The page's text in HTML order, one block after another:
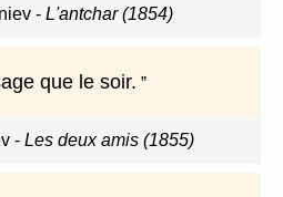
- L'antchar (1854)
que le soir.
- Les deux amis (1855)